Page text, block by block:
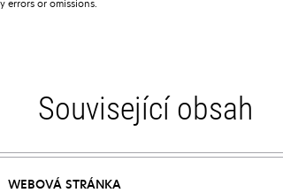
or omissions.
Související obsah
WEBOVÁ STRÁNKA